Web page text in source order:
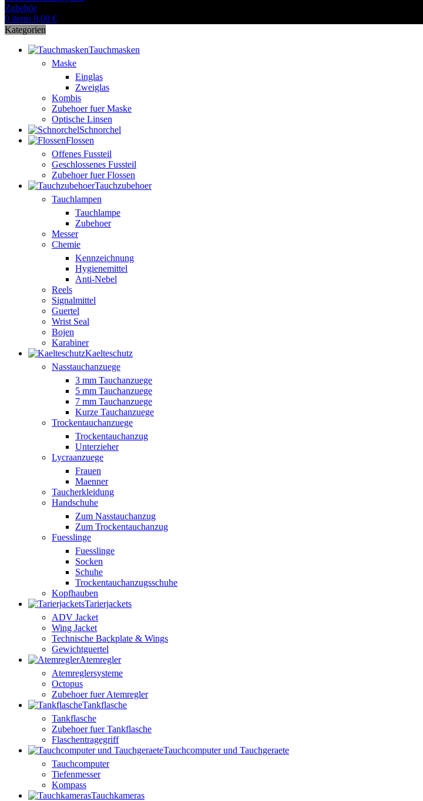
0 items 0,00 €
Kategorien
Tauchmasken
Maske
Einglas
Zweiglas
Kombis
Zubehoer fuer Maske
Optische Linsen
Schnorchel
Flossen
Offenes Fussteil
Geschlossenes Fussteil
Zubehoer fuer Flossen
Tauchzubehoer
Tauchlampen
Tauchlampe
Zubehoer
Messer
Chemie
Kennzeichnung
Hygienemittel
Anti-Nebel
Reels
Signalmittel
Guertel
Wrist Seal
Bojen
Karabiner
Kaelteschutz
Nasstauchanzuege
3 mm Tauchanzuege
5 mm Tauchanzuege
7 mm Tauchanzuege
Kurze Tauchanzuege
Trockentauchanzuege
Trockentauchanzug
Unterzieher
Lycraanzuege
Frauen
Maenner
Taucherkleidung
Handschuhe
Zum Nasstauchanzug
Zum Trockentauchanzug
Fuesslinge
Fuesslinge
Socken
Schuhe
Trockentauchanzugsschuhe
Kopfhauben
Tarierjackets
ADV Jacket
Wing Jacket
Technische Backplate & Wings
Gewichtguertel
Atemregler
Atemreglersysteme
Octopus
Zubehoer fuer Atemregler
Tankflasche
Tankflasche
Zubehoer fuer Tankflasche
Flaschentragegriff
Tauchcomputer und Tauchgeraete
Tauchcomputer
Tiefenmesser
Kompass
Tauchkameras